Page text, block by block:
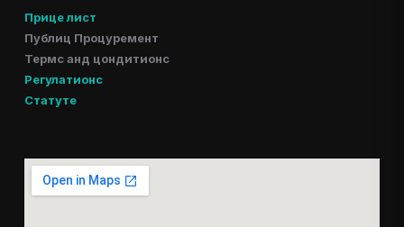
Прице лист
Публиц Процуремент
Термс анд цондитионс
Регулатионс
Статуте